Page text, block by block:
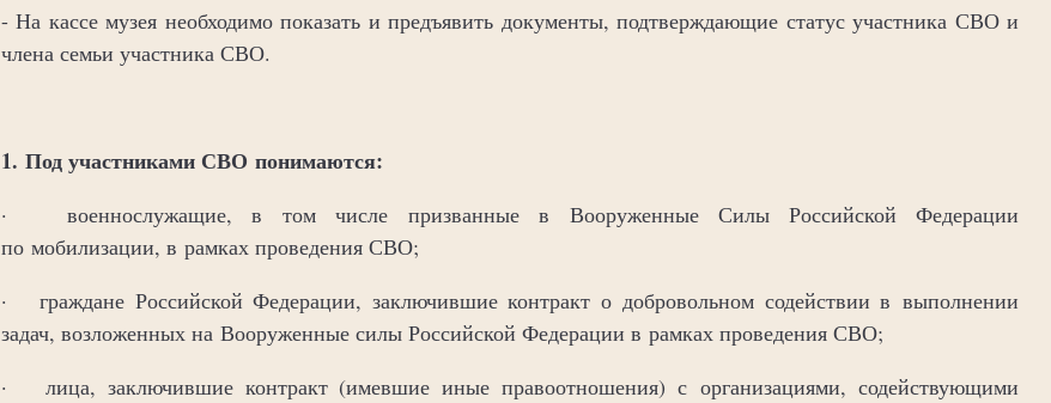
- На кассе музея необходимо показать и предъявить документы, подтверждающие статус участника СВО и
члена семьи участника СВО.
1. Под участниками СВО понимаются:
· военнослужащие, в том числе призванные в Вооруженные Силы Российской Федерации
по мобилизации, в рамках проведения СВО;
· граждане Российской Федерации, заключившие контракт о добровольном содействии в выполнении
задач, возложенных на Вооруженные силы Российской Федерации в рамках проведения СВО;
· лица, заключившие контракт (имевшие иные правоотношения) с организациями, содействующими